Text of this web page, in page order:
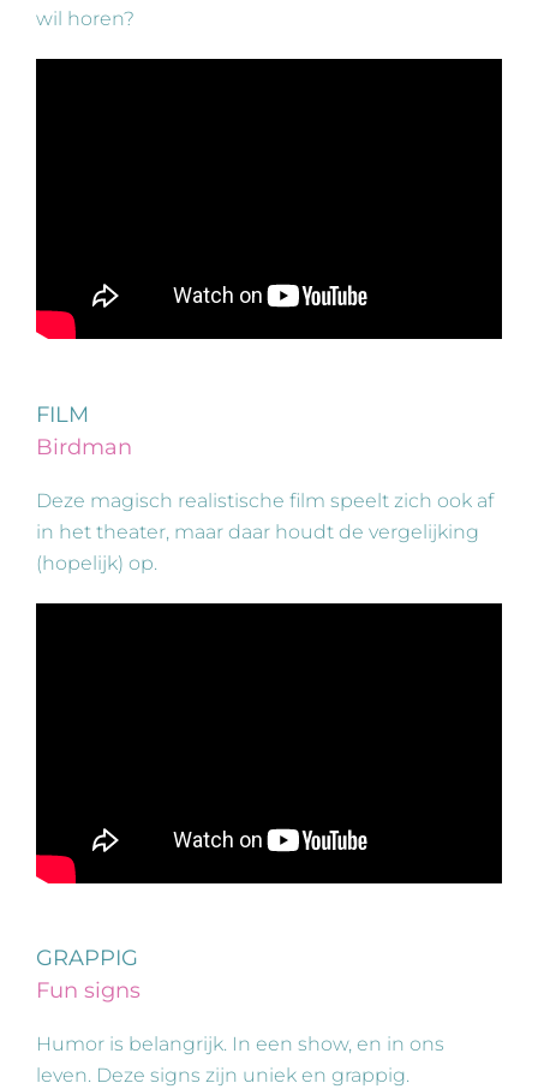
wil horen?
FILM
Birdman
Deze magisch realistische film speelt zich ook af
in het theater, maar daar houdt de vergelijking
(hopelijk) op.
GRAPPIG
Fun signs
Humor is belangrijk. In een show, en in ons
leven. Deze signs zijn uniek en grappig.